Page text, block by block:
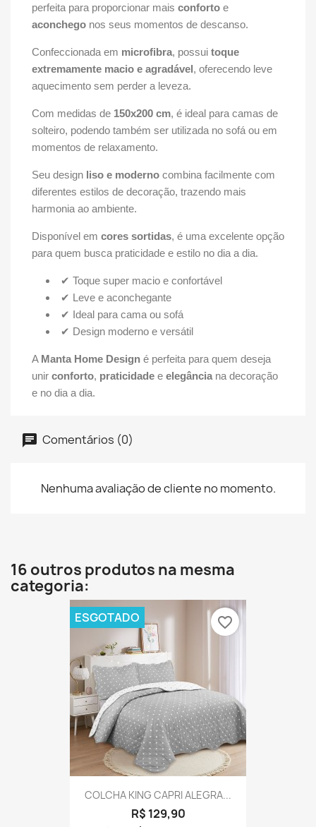
perfeita para proporcionar mais conforto e
aconchego nos seus momentos de descanso.
Confeccionada em microfibra, possui toque
extremamente macio e agradável , oferecendo leve
aquecimento sem perder a leveza.
Com medidas de 150x200 cm, é ideal para camas de
solteiro, podendo também ser utilizada no sofá ou em
momentos de relaxamento.
Seu design liso e moderno combina facilmente com
diferentes estilos de decoração, trazendo mais
harmonia ao ambiente.
Disponível em cores sortidas, é uma excelente opção
para quem busca praticidade e estilo no dia a dia.
✔ Toque super macio e confortável
✔ Leve e aconchegante
✔ Ideal para cama ou sofá
✔ Design moderno e versátil
A Manta Home Design é perfeita para quem deseja
unir conforto, praticidade e elegânciana decoração
e no dia a dia.
Comentários (0)
Nenhuma avaliação de cliente no momento.
16 outros produtos na mesma
categoria:
COLCHA KING CAPRI ALEGRA...
R$ 129,90
ESGOTADO favorite_border